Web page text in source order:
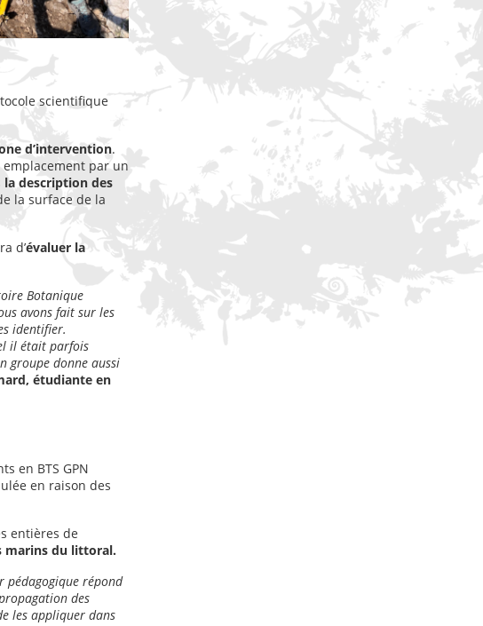
scientifique
d’intervention.
emplacement par un
la description des
la surface de la
d’évaluer la
Botanique
avons fait sur les
identifier.
il était parfois
groupe donne aussi
étudiante en
en BTS GPN
en raison des
entières de
marins du littoral.
pédagogique répond
des
les appliquer dans